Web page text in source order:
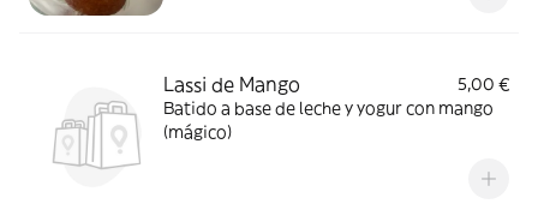
Lassi de Mango
5,00 €
Batido a base de leche y yogur con mango
(mágico)